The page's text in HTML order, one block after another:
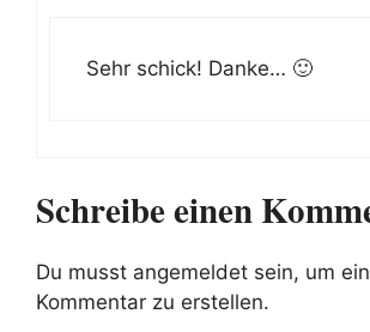
Sehr schick! Danke… 🙂
Schreibe einen
Du musst angemeldet sein, um
Kommentar zu erstellen.